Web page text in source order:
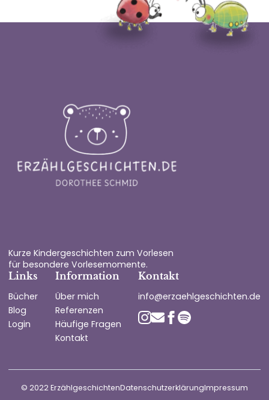
Kurze Kindergeschichten zum Vorlesen
für besondere Vorlesemomente.
Links
Bücher
Blog
Login
Information
Über mich
Referenzen
Häufige Fragen
Kontakt
Kontakt
info@erzaehlgeschichten.de
© 2022 ErzählgeschichtenDatenschutzerklärungImpressum